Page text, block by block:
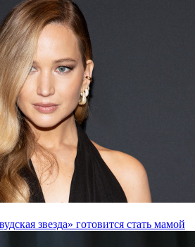
звезда» готовится стать мамой